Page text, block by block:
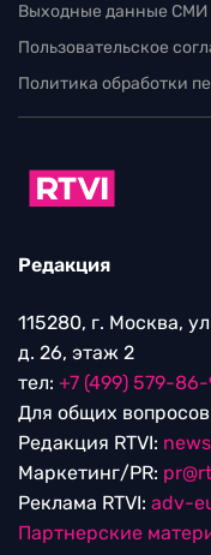
Выходные данные СМИ
Пользовательское
Политика обработки
Редакция
115280, г. Москва,
д. 26, этаж 2
тел: +7 (499) 579-
Для общих
Редакция RTVI:
Маркетинг/PR:
Реклама RTVI: adv-
Партнерские